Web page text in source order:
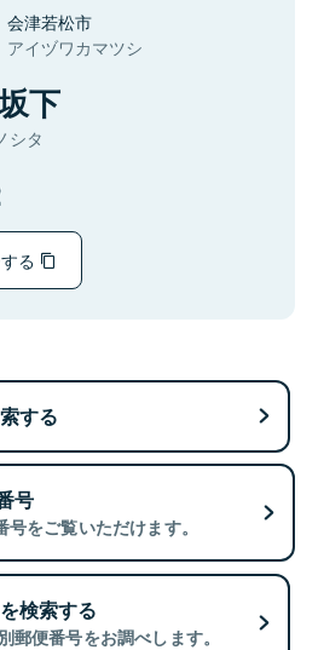
会津若松市
アイヅワカマツシ
下
シタ
る
する
号
をご覧いただけます。
検索する
郵便番号をお調べします。